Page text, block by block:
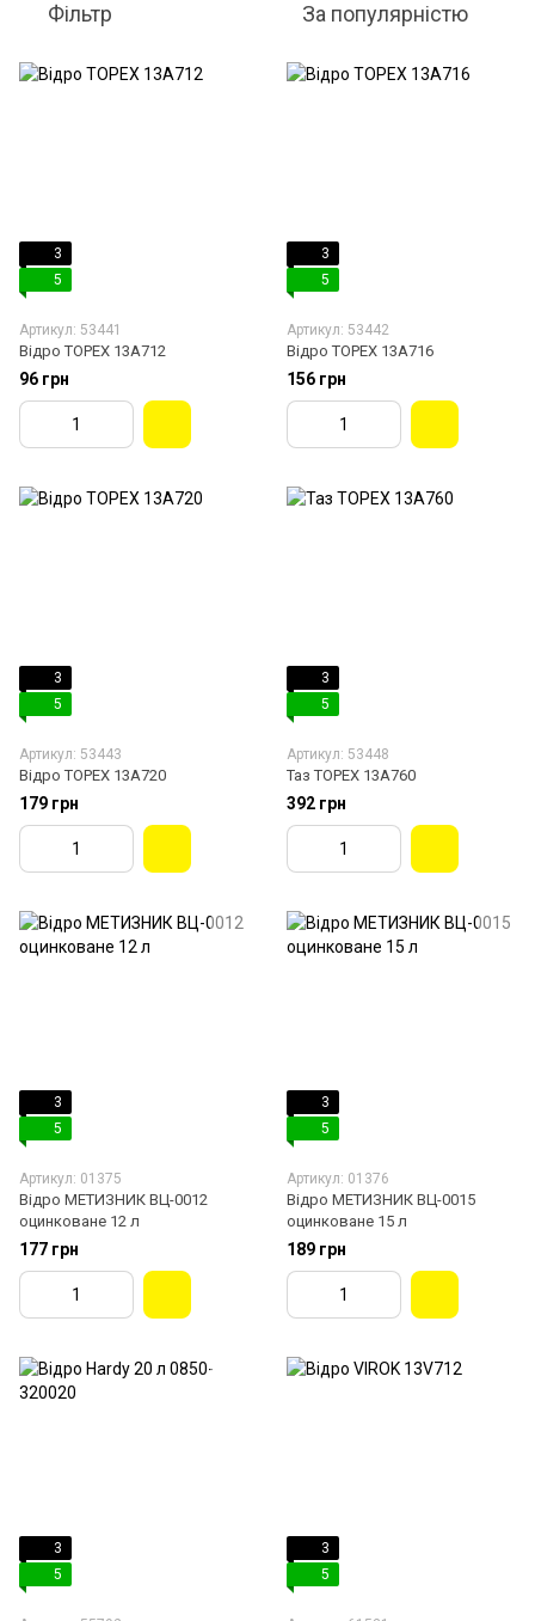
Фільтр За популярністю
3
5
Артикул: 53441
Відро TOPEX 13A712
96 грн
3
5
Артикул: 53442
Відро TOPEX 13A716
156 грн
3
5
Артикул: 53443
Відро TOPEX 13A720
179 грн
3
5
Артикул: 53448
Таз TOPEX 13A760
392 грн
3
5
Артикул: 01375
Відро МЕТИЗНИК ВЦ-0012
оцинковане 12 л
177 грн
3
5
Артикул: 01376
Відро МЕТИЗНИК ВЦ-0015
оцинковане 15 л
189 грн
3
5
3
5